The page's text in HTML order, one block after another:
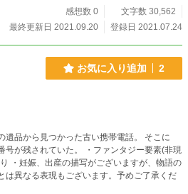
体重：67kg 奈良の守護職。由緒
しいが、本人は全くそういった事に無関心。
ず 自分のためには使えない。 少なからず、
因縁が、あったらしい。 今では、慕ってい
感想数 0
文字数 30,562
最終更新日 2021.09.20
登録日 2021.07.24
お気に入り追加 2
品から見つかった古い携帯電話。 そこに
ていた。 ・ファンタジー要素(非現
語の
は異なる表現もございます。予めご了承くだ